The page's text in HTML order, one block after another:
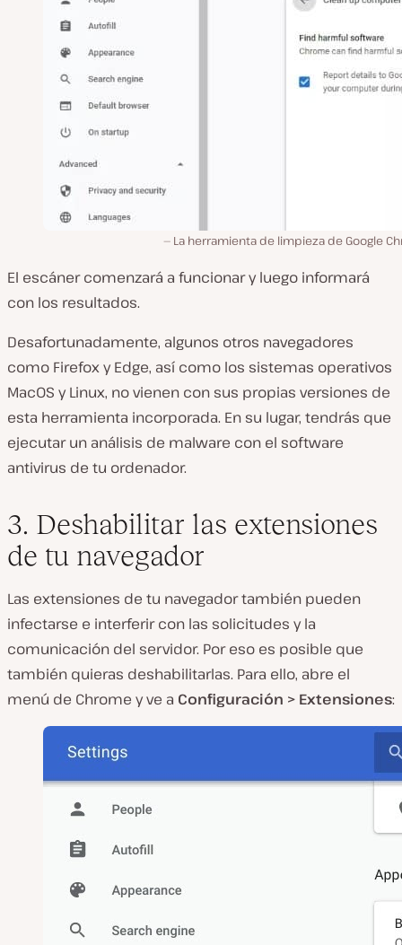
La herramienta de limpieza de Google
El escáner comenzará a funcionar y luego informará
con los resultados.
Desafortunadamente, algunos otros navegadores
como Firefox y Edge, así como los sistemas operativos
MacOS y Linux, no vienen con sus propias versiones de
esta herramienta incorporada. En su lugar, tendrás que
ejecutar un análisis de malware con el software
antivirus de tu ordenador.
3. Deshabilitar las extensiones
de tu navegador
Las extensiones de tu navegador también pueden
infectarse e interferir con las solicitudes y la
comunicación del servidor. Por eso es posible que
también quieras deshabilitarlas. Para ello, abre el
menú de Chrome y ve a Configuración > Extensiones: